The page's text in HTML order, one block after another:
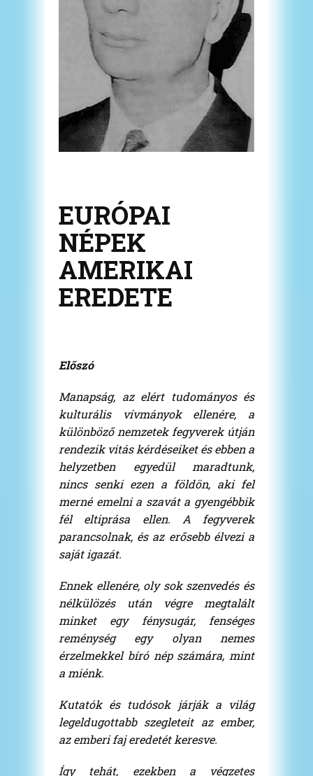
EURÓPAI
NÉPEK
AMERIKAI
EREDETE
Előszó
Manapság, az elért tudományos és
kulturális vívmányok ellenére, a
különböző nemzetek fegyverek útján
rendezik vitás kérdéseiket és ebben a
helyzetben egyedül maradtunk,
nincs senki ezen a földön, aki fel
merné emelni a szavát a gyengébbik
fél eltiprása ellen. A fegyverek
parancsolnak, és az erősebb élvezi a
saját igazát.
Ennek ellenére, oly sok szenvedés és
nélkülözés után végre megtalált
minket egy fénysugár, fenséges
reménység egy olyan nemes
érzelmekkel bíró nép számára, mint
a miénk.
Kutatók és tudósok járják a világ
legeldugottabb szegleteit az ember,
az emberi faj eredetét keresve.
Így tehát, ezekben a végzetes